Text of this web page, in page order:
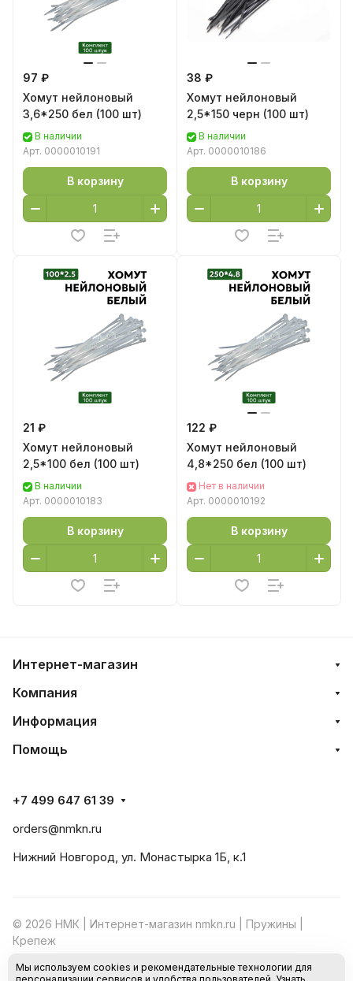
97 ₽
Хомут нейлоновый
3,6*250 бел (100 шт)
В наличии
Арт. 0000010191
В корзину
38 ₽
Хомут нейлоновый
2,5*150 черн (100 шт)
В наличии
Арт. 0000010186
В корзину
21 ₽
Хомут нейлоновый
2,5*100 бел (100 шт)
В наличии
Арт. 0000010183
В корзину
122 ₽
Хомут нейлоновый
4,8*250 бел (100 шт)
Нет в наличии
Арт. 0000010192
В корзину
Интернет-магазин
Компания
Информация
Помощь
+7 499 647 61 39
orders@nmkn.ru
Нижний Новгород, ул. Монастырка 1Б, к.1
© 2026 НМК | Интернет-магазин nmkn.ru | Пружины |
Крепеж
Конфиденциальность Оферта
Мы используем cookies и рекомендательные технологии для